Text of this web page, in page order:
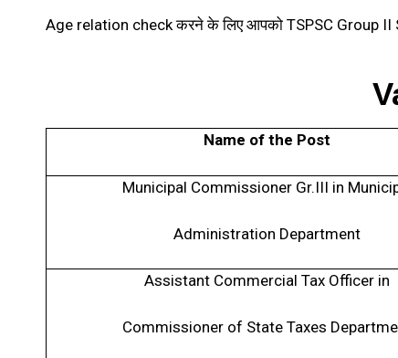
Age relation check करने के लिए आपको TSPSC Group II
Name of the Post
Municipal Commissioner Gr.III in
Administration Department
Assistant Commercial Tax Officer in
Commissioner of State Taxes